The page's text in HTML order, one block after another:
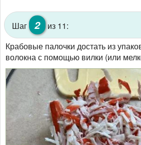
Шаг 2
из 11:
Крабовые палочки достать из
волокна с помощью вилки (или